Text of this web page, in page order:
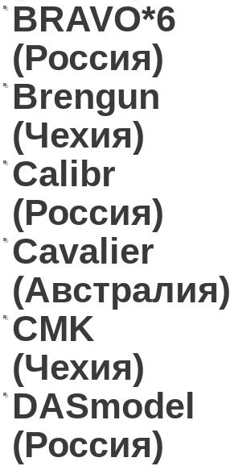
BRAVO*6
(Россия)
Brengun
(Чехия)
Calibr
(Россия)
Cavalier
(Австралия)
CMK
(Чехия)
DASmodel
(Россия)